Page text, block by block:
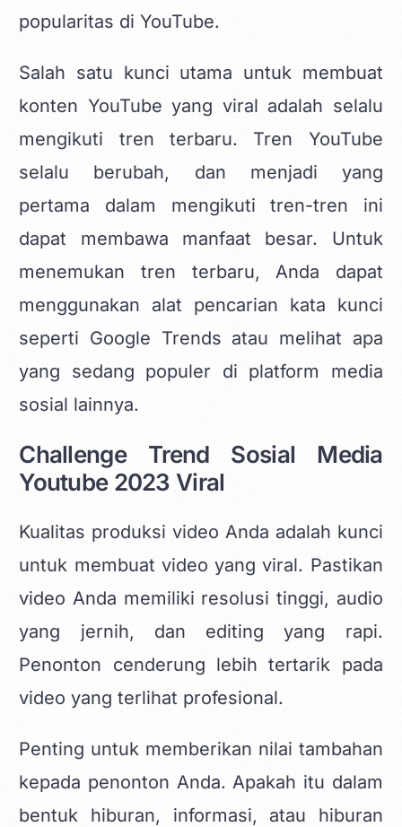
popularitas di YouTube.
Salah satu kunci utama untuk membuat
konten YouTube yang viral adalah selalu
mengikuti tren terbaru. Tren YouTube
selalu berubah, dan menjadi yang
pertama dalam mengikuti tren-tren ini
dapat membawa manfaat besar. Untuk
menemukan tren terbaru, Anda dapat
menggunakan alat pencarian kata kunci
seperti Google Trends atau melihat apa
yang sedang populer di platform media
sosial lainnya.
Challenge Trend Sosial Media
Youtube 2023 Viral
Kualitas produksi video Anda adalah kunci
untuk membuat video yang viral. Pastikan
video Anda memiliki resolusi tinggi, audio
yang jernih, dan editing yang rapi.
Penonton cenderung lebih tertarik pada
video yang terlihat profesional.
Penting untuk memberikan nilai tambahan
kepada penonton Anda. Apakah itu dalam
bentuk hiburan, informasi, atau hiburan